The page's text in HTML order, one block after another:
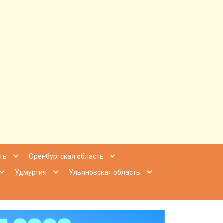
Приволжье
Оренбургская область
Удмуртия
Ульяновская область